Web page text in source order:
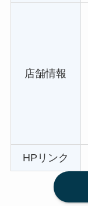
店舗情報
HPリンク